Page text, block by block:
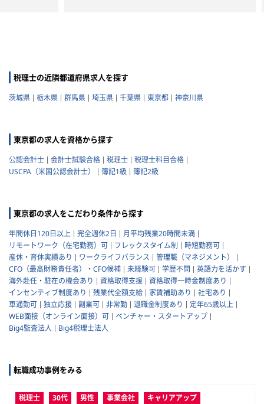
税理士の近隣都道府県求人を探す
茨城県 栃木県 群馬県 埼玉県 千葉県 東京都 神奈川県
東京都の求人を資格から探す
公認会計士 会計士試験合格 税理士
税理士科目合格
USCPA（米国公認会計士）
簿記1級 簿記2級
東京都の求人をこだわり条件から探す
年間休日120日以上 完全週休2日
月平均残業20時間未満
リモートワーク（在宅勤務）可
フレックスタイム制
時短勤務可
産休・育休実績あり
ワークライフバランス
管理職（マネジメント）
CFO（最高財務責任者）・CFO候補
未経験可 学歴不問
英語力を活かす
海外赴任・駐在の機会あり
資格取得支援
資格取得一時金制度あり
インセンティブ制度あり
残業代全額支給 家賃補助あり
社宅あり
車通勤可
独立応援 副業可 非常勤 退職金制度あり
定年65歳以上
WEB面接（オンライン面接）可
ベンチャー・スタートアップ
Big4監査法人
Big4税理士法人
転職成功事例をみる
税理士 30代 男性 事業会社 キャリアアップ